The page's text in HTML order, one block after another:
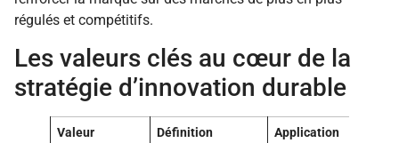
régulés et compétitifs.
Les valeurs clés au cœur de la
stratégie d’innovation durable
Valeur Définition
Application